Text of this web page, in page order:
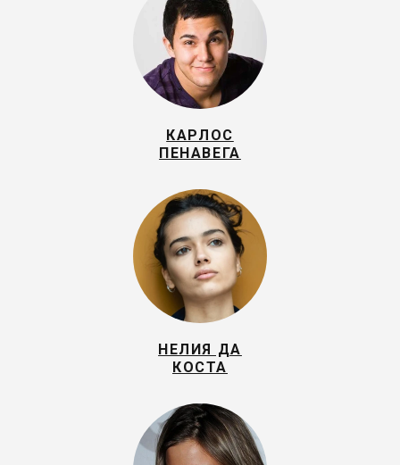
КАРЛОС
ПЕНАВЕГА
НЕЛИЯ ДА
КОСТА